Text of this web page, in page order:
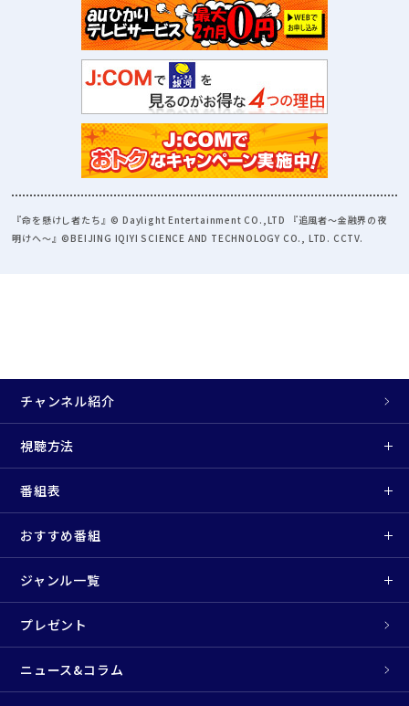
『命を懸けし者たち』© Daylight Entertainment CO.,LTD 『追風者～金融界の夜
明けへ～』©BEIJING IQIYI SCIENCE AND TECHNOLOGY CO., LTD. CCTV.
チャンネル紹介
視聴方法
番組表
おすすめ番組
ジャンル一覧
プレゼント
ニュース&コラム